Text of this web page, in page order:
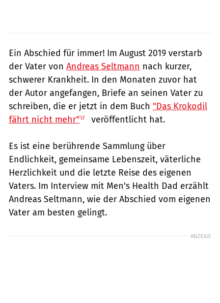
Ein Abschied für immer! Im August 2019 verstarb
der Vater von Andreas Seltmann nach kurzer,
schwerer Krankheit. In den Monaten zuvor hat
der Autor angefangen, Briefe an seinen Vater zu
schreiben, die er jetzt in dem Buch "Das Krokodil
fährt nicht mehr"
veröffentlicht hat.
Es ist eine berührende Sammlung über
Endlichkeit, gemeinsame Lebenszeit, väterliche
Herzlichkeit und die letzte Reise des eigenen
Vaters. Im Interview mit Men's Health Dad erzählt
Andreas Seltmann, wie der Abschied vom eigenen
Vater am besten gelingt.
ANZEIGE